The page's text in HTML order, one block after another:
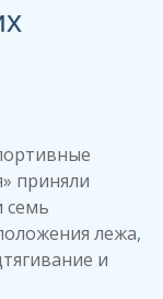
приняли
семь
лежа,
и